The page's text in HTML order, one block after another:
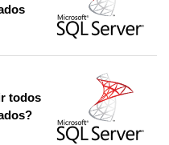
todos